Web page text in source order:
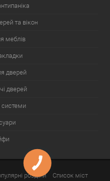
та вікон
меблів
дверей
дверей
системи
розділи Список міст